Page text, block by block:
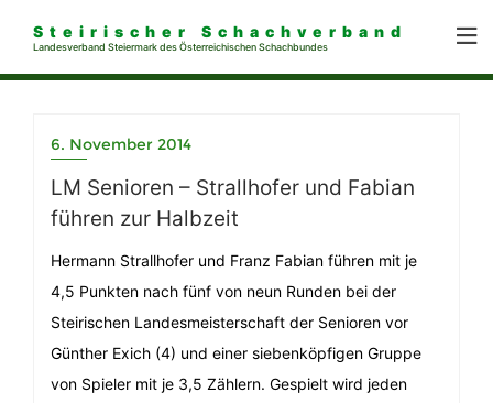
Steirischer Schachverband
Landesverband Steiermark des Österreichischen Schachbundes
6. November 2014
LM Senioren – Strallhofer und Fabian
führen zur Halbzeit
Hermann Strallhofer und Franz Fabian führen mit je
4,5 Punkten nach fünf von neun Runden bei der
Steirischen Landesmeisterschaft der Senioren vor
Günther Exich (4) und einer siebenköpfigen Gruppe
von Spieler mit je 3,5 Zählern. Gespielt wird jeden